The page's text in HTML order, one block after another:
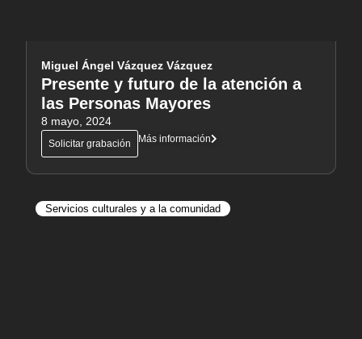
Miguel Ángel Vázquez Vázquez
Presente y futuro de la atención a
las Personas Mayores
8 mayo, 2024
Solicitar grabación Más información
Servicios culturales y a la comunidad